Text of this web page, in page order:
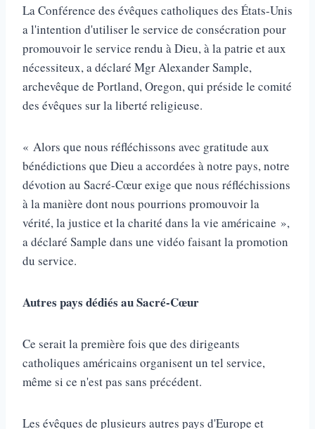
La Conférence des évêques catholiques des États-Unis
a l'intention d'utiliser le service de consécration pour
promouvoir le service rendu à Dieu, à la patrie et aux
nécessiteux, a déclaré Mgr Alexander Sample,
archevêque de Portland, Oregon, qui préside le comité
des évêques sur la liberté religieuse.
« Alors que nous réfléchissons avec gratitude aux
bénédictions que Dieu a accordées à notre pays, notre
dévotion au Sacré-Cœur exige que nous réfléchissions
à la manière dont nous pourrions promouvoir la
vérité, la justice et la charité dans la vie américaine »,
a déclaré Sample dans une vidéo faisant la promotion
du service.
Autres pays dédiés au Sacré-Cœur
Ce serait la première fois que des dirigeants
catholiques américains organisent un tel service,
même si ce n'est pas sans précédent.
Les évêques de plusieurs autres pays d'Europe et